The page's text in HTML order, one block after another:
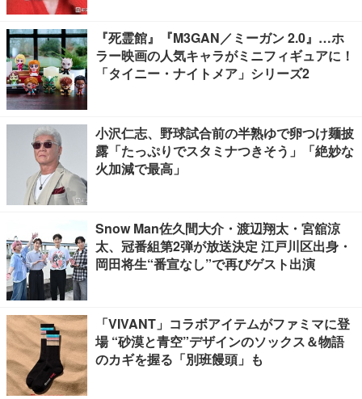
『死霊館』『M3GAN／ミーガン 2.0』…ホ
ラー映画の人気キャラがミニフィギュアに！
「タイニー・ナイトメア」シリーズ2
小沢仁志、野球試合前の半熟ゆで卵つけ麺披
露「たっぷりでスタミナつきそう」「絶妙な
火加減で最高」
Snow Man佐久間大介・渡辺翔太・宮舘涼
太、冠番組第2弾が放送決定 江戸川区出身・
岡田将生“番宣なし”で再びゲスト出演
「VIVANT」コラボアイテムがファミマに登
場 “砂漠と青空”デザインのソックス＆物語
のカギを握る「別班饅頭」も